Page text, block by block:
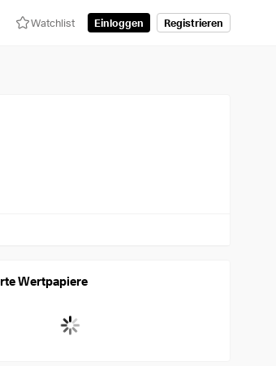
Watchlist Einloggen Registrieren
Wertpapiere